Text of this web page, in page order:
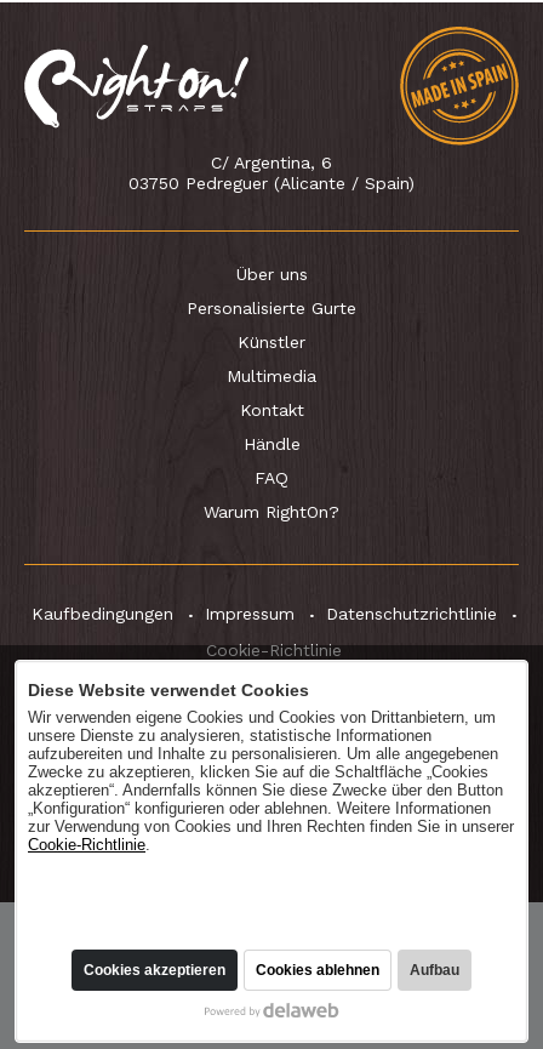
MwSt. nicht ausweisbar
In den Warenkorb
legen
C/ Argentina, 6
03750 Pedreguer (Alicante / Spain)
Über uns
Personalisierte Gurte
Künstler
Multimedia
Kontakt
Händle
FAQ
Warum RightOn?
Kaufbedingungen Impressum
Datenschutzrichtlinie
Cookie-Richtlinie
Katalogherunterladen
Diese Website verwendet Cookies
Wir verwenden eigene Cookies und Cookies von Drittanbietern, um
unsere Dienste zu analysieren, statistische Informationen
aufzubereiten und Inhalte zu personalisieren. Um alle angegebenen
Zwecke zu akzeptieren, klicken Sie auf die Schaltfläche „Cookies
akzeptieren“. Andernfalls können Sie diese Zwecke über den Button
„Konfiguration“ konfigurieren oder ablehnen. Weitere Informationen
zur Verwendung von Cookies und Ihren Rechten finden Sie in unserer
Cookie-Richtlinie.
Cookies akzeptieren Cookies ablehnen Aufbau